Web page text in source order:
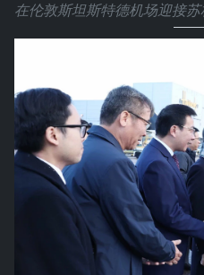
在伦敦斯坦斯特德机场迎接